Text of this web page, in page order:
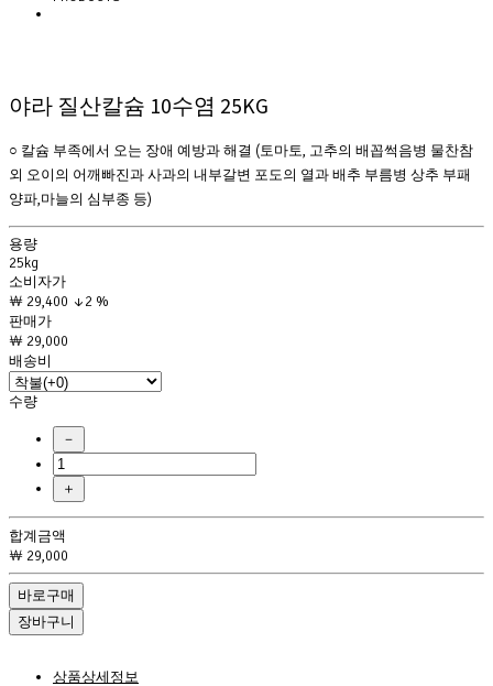
야라 질산칼슘 10수염 25KG
○ 칼슘 부족에서 오는 장애 예방과 해결 (토마토, 고추의 배꼽썩음병 물찬참
외 오이의 어깨빠진과 사과의 내부갈변 포도의 열과 배추 부름병 상추 부패
양파,마늘의 심부종 등)
용량
25kg
소비자가
￦ 29,400 ↓2 %
판매가
￦ 29,000
배송비
수량
－
＋
합계금액
￦ 29,000
바로구매
장바구니
상품상세정보